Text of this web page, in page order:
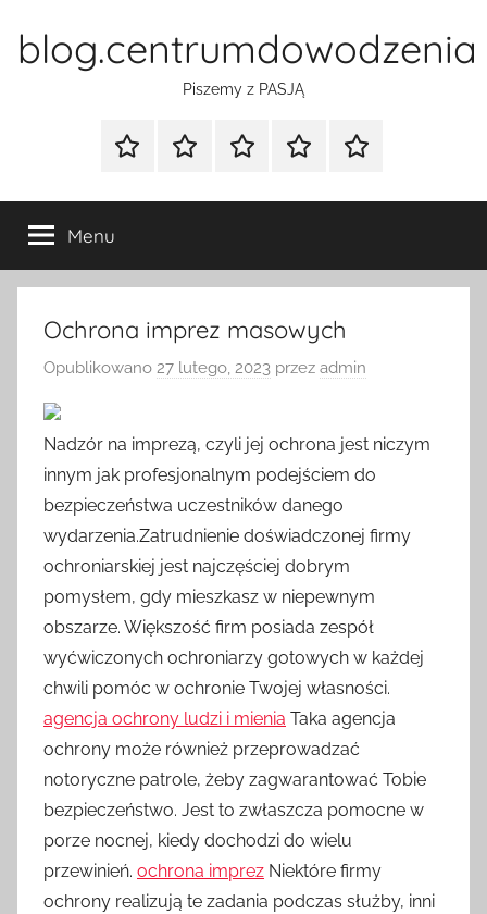
blog.centrumdowodzenia
Piszemy z PASJĄ
Strona
PolitykaWpisy
SEO
Instagram
Menu
Ochrona imprez masowych
Opublikowano 27 lutego, 2023 przez admin
Nadzór na imprezą, czyli jej ochrona jest niczym
innym jak profesjonalnym podejściem do
bezpieczeństwa uczestników danego
wydarzenia.Zatrudnienie doświadczonej firmy
ochroniarskiej jest najczęściej dobrym
pomysłem, gdy mieszkasz w niepewnym
obszarze. Większość firm posiada zespół
wyćwiczonych ochroniarzy gotowych w każdej
chwili pomóc w ochronie Twojej własności.
agencja ochrony ludzi i mienia Taka agencja
ochrony może również przeprowadzać
notoryczne patrole, żeby zagwarantować Tobie
bezpieczeństwo. Jest to zwłaszcza pomocne w
porze nocnej, kiedy dochodzi do wielu
przewinień. ochrona imprez Niektóre firmy
ochrony realizują te zadania podczas służby, inni